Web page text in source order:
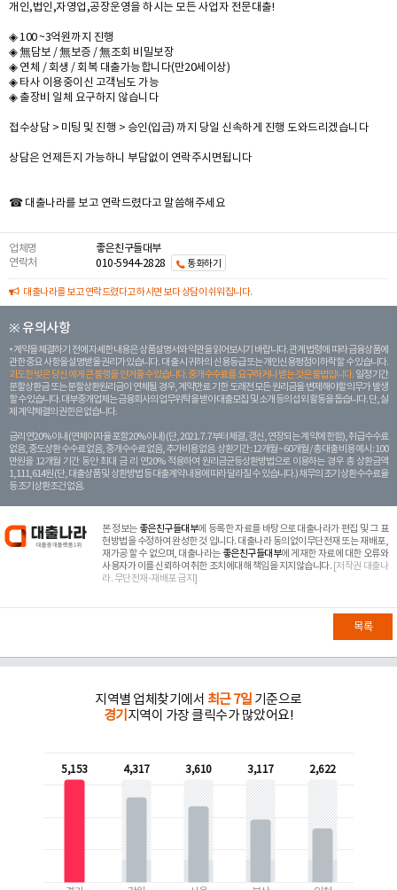
개인,법인,자영업,공장운영을 하시는 모든 사업자 전문대출!
◈ 100 ~3억원까지 진행
◈ 無담보 / 無보증 / 無조회 비밀보장
◈ 연체 / 회생 / 회복 대출가능합니다(만20세이상)
◈ 타사 이용중이신 고객님도 가능
◈ 출장비 일체 요구하지 않습니다
접수상담 > 미팅 및 진행 > 승인(입금) 까지 당일 신속하게 진행 도와드리겠습니다
상담은 언제든지 가능하니 부담없이 연락주시면됩니다
☎ 대출나라를 보고 연락드렸다고 말씀해주세요
업체명
좋은친구들대부
연락처
010-5944-2828 통화하기
대출나라를 보고 연락드렸다고 하시면 보다 상담이 쉬워집니다.
※ 유의사항
계약을 체결하기 전에 자세한 내용은 상품설명서와 약관을 읽어보시기 바랍니다. 관계 법령에 따라 금융상품에
관한 중요 사항을 설명받을 권리가 있습니다. 대 출 시 귀하의 신용등급 또는 개인신용평점이 하락할 수 있습니다.
과도한 빚은 당신 에게 큰 불행을 안겨줄 수 있습니다. 중개수수료를 요구하거나 받는 것은 불법입니다. 일정 기간
분할상환금 또는 분할상환원리금이 연체될 경우, 계약만료 기한 도래전 모든 원리금을 변제해야할 의무가 발생
할 수 있습니다. 대부중개업체는 금융회사의 업무위탁을 받아 대출모집 및 소개 등의 섭외 활동을 돕습니다. 단, 실
제 계약체결의 권한은 없습니다.
금리 연20% 이내 (연체이자율 포함 20% 이내) (단, 2021. 7. 7부터 체결, 갱신, 연장되는 계 약에 한함), 취급수수료
없음, 중도상환 수수료 없음, 중개수수료 없음, 추가비용 없음. 상환기간 : 12개월 ~ 60개월 / 총 대출 비용 예시 : 100
만원을 12개월 기간 동안 최대 금 리 연20% 적용하여 원리금균등상환방법으로 이용하는 경우 총 상환금액
1,111,614원 (단, 대출상품 및 상환방법 등 대출계약 내용에 따라 달라질 수 있습니다.) 채무의 조기 상환수수료율
등 조기상환조건 없음.
본 정보는 좋은친구들대부에 등록한 자료를 바탕으로 대출나라가 편집 및 그 표
현방법을 수정하여 완성한 것 입니다. 대출나라 동의없이무단전재 또는 재배포,
재가공 할 수 없으며, 대출나라는 좋은친구들대부에 게재한 자료에 대한 오류와
사용자가 이를 신뢰하여 취한 조치에대해 책임을 지지않습니다. [저작권 대출나
라. 무단전재-재배포 금지]
목록
지역별 업체찾기에서 최근 7일 기준으로
경기 지역이 가장 클릭수가 많았어요!
5,153 4,317 3,610 3,117 2,622